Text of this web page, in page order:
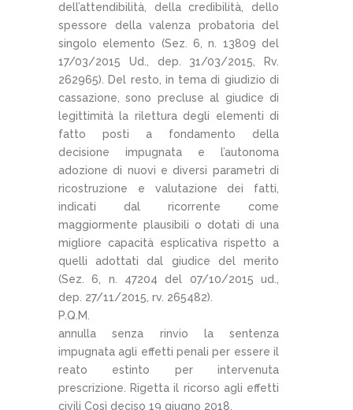
dell’attendibilità, della credibilità, dello
spessore della valenza probatoria del
singolo elemento (Sez. 6, n. 13809 del
17/03/2015 Ud., dep. 31/03/2015, Rv.
262965). Del resto, in tema di giudizio di
cassazione, sono precluse al giudice di
legittimità la rilettura degli elementi di
fatto posti a fondamento della
decisione impugnata e l’autonoma
adozione di nuovi e diversi parametri di
ricostruzione e valutazione dei fatti,
indicati dal ricorrente come
maggiormente plausibili o dotati di una
migliore capacità esplicativa rispetto a
quelli adottati dal giudice del merito
(Sez. 6, n. 47204 del 07/10/2015 ud.,
dep. 27/11/2015, rv. 265482).
P.Q.M.
annulla senza rinvio la sentenza
impugnata agli effetti penali per essere il
reato estinto per intervenuta
prescrizione. Rigetta il ricorso agli effetti
civili Così deciso 19 giugno 2018.